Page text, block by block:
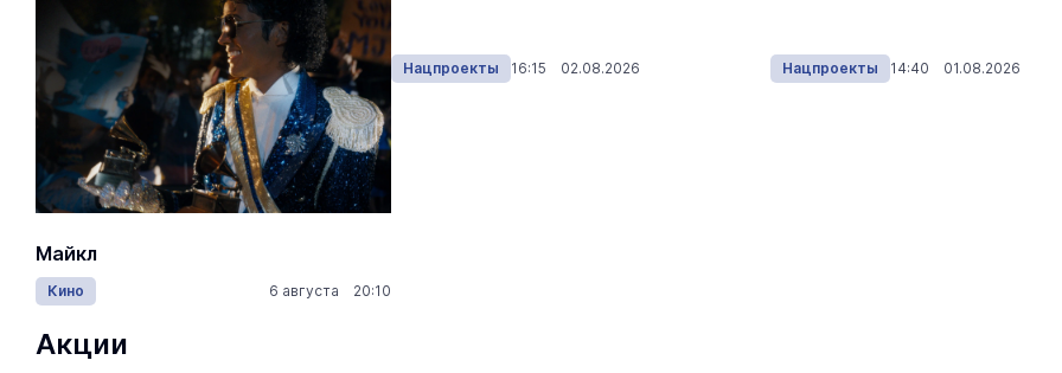
Майкл
Кино 6 августа 20:10
Акции
Нацпроекты Вчера 17:20 Нацпроекты 16:15 02.08.2026 Нацпроекты 14:40 01.08.2026
Общество